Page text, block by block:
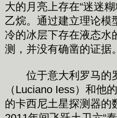
大的月亮上存在“迷迷
乙烷。通过建立理论模
冷的冰层下存在液态水
测，并没有确凿的证据。
位于意大利罗马的罗
（Luciano Iess）和他
的卡西尼土星探测器的